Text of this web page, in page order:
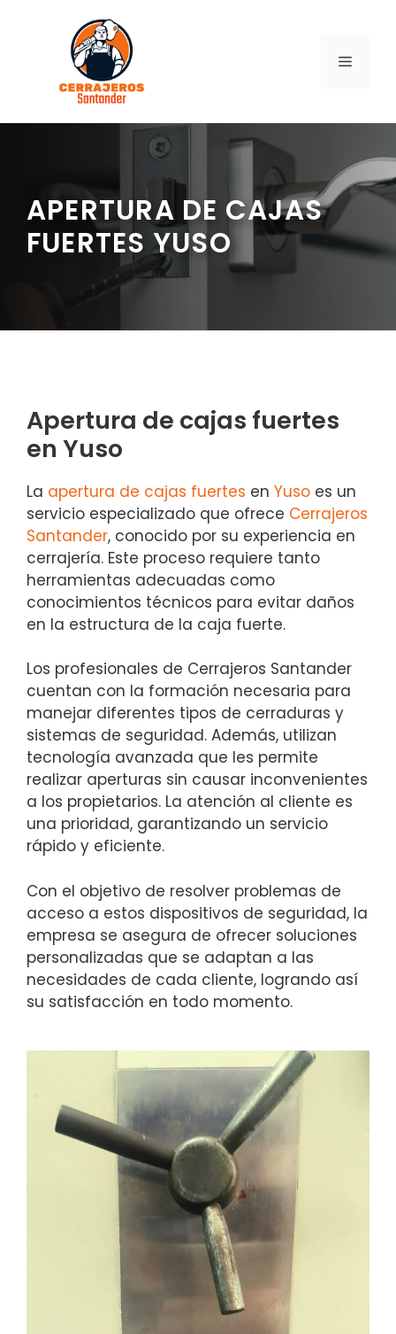
contenido
MENÚ
APERTURA DE CAJAS
FUERTES YUSO
Apertura de cajas fuertes
en Yuso
La apertura de cajas fuertes en Yuso es un
servicio especializado que ofrece Cerrajeros
Santander, conocido por su experiencia en
cerrajería. Este proceso requiere tanto
herramientas adecuadas como
conocimientos técnicos para evitar daños
en la estructura de la caja fuerte.
Los profesionales de Cerrajeros Santander
cuentan con la formación necesaria para
manejar diferentes tipos de cerraduras y
sistemas de seguridad. Además, utilizan
tecnología avanzada que les permite
realizar aperturas sin causar inconvenientes
a los propietarios. La atención al cliente es
una prioridad, garantizando un servicio
rápido y eficiente.
Con el objetivo de resolver problemas de
acceso a estos dispositivos de seguridad, la
empresa se asegura de ofrecer soluciones
personalizadas que se adaptan a las
necesidades de cada cliente, logrando así
su satisfacción en todo momento.